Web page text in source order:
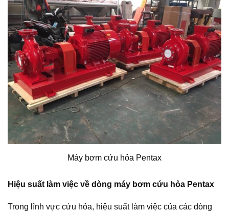
Máy bơm cứu hỏa Pentax
Hiệu suất làm việc về dòng máy bơm cứu hỏa Pentax
Trong lĩnh vực cứu hỏa, hiệu suất làm việc của các dòng